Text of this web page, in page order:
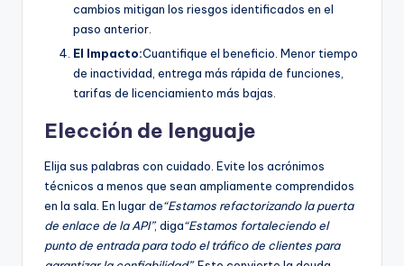
cambios mitigan los riesgos identificados en el
paso anterior.
El Impacto:Cuantifique el beneficio. Menor tiempo
de inactividad, entrega más rápida de funciones,
tarifas de licenciamiento más bajas.
Elección de lenguaje
Elija sus palabras con cuidado. Evite los acrónimos
técnicos a menos que sean ampliamente comprendidos
en la sala. En lugar de“Estamos refactorizando la puerta
de enlace de la API”, diga“Estamos fortaleciendo el
punto de entrada para todo el tráfico de clientes para